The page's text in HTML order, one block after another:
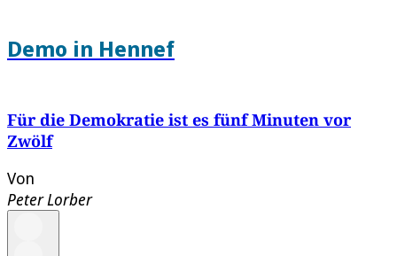
Demo in Hennef
Für die Demokratie ist es fünf Minuten vor
Zwölf
Von
Peter Lorber